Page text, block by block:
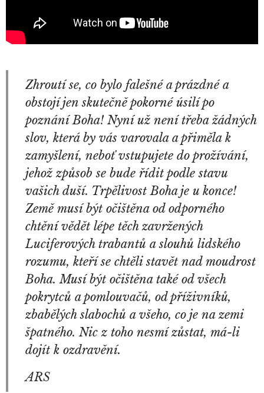
Zhroutí se, co bylo falešné a prázdné a
obstojí jen skutečně pokorné úsilí po
poznání Boha! Nyní už není třeba žádných
slov, která by vás varovala a přiměla k
zamyšlení, neboť vstupujete do prožívání,
jehož způsob se bude řídit podle stavu
vašich duší. Trpělivost Boha je u konce!
Země musí být očištěna od odporného
chtění vědět lépe těch zavržených
Luciferových trabantů a slouhů lidského
rozumu, kteří se chtěli stavět nad moudrost
Boha. Musí být očištěna také od všech
pokrytců a pomlouvačů, od příživníků,
zbabělých slabochů a všeho, co je na zemi
špatného. Nic z toho nesmí zůstat, má-li
dojít k ozdravění.
ARS